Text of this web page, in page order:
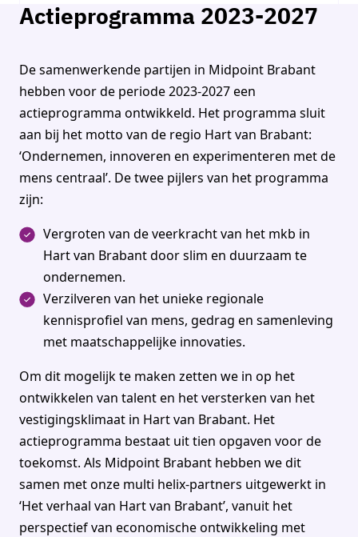
Actieprogramma 2023-2027
De samenwerkende partijen in Midpoint Brabant
hebben voor de periode 2023-2027 een
actieprogramma ontwikkeld. Het programma sluit
aan bij het motto van de regio Hart van Brabant:
‘Ondernemen, innoveren en experimenteren met de
mens centraal’. De twee pijlers van het programma
zijn:
Vergroten van de veerkracht van het mkb in
Hart van Brabant doorslim en duurzaam te
ondernemen.
Verzilveren van het unieke regionale
kennisprofiel van mens, gedrag en samenleving
met maatschappelijke innovaties.
Om dit mogelijk te maken zetten we in op het
ontwikkelen van talent en het versterken van het
vestigingsklimaat in Hart van Brabant. Het
actieprogramma bestaat uit tien opgaven voor de
toekomst. Als Midpoint Brabant hebben we dit
samen met onze multi helix-partners uitgewerkt in
‘Het verhaal van Hart van Brabant’, vanuit het
perspectief van economische ontwikkeling met